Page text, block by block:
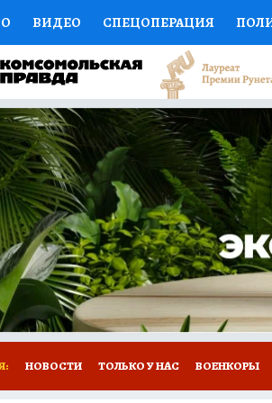
ВИДЕО СПЕЦОПЕРАЦИЯ
НАУКА СПОРТ
ЭКСПЕРТОВ ДОКТОР
ПОЛКА ПРОГНОЗЫ НА СПОРТ
ЦЕНТР НЕДВИЖИМОСТЬ
КП РЕКЛАМА ТЕСТЫ НОВОЕ
НОВОСТИ ТОЛЬКО У НАС ВОЕНКОРЫ